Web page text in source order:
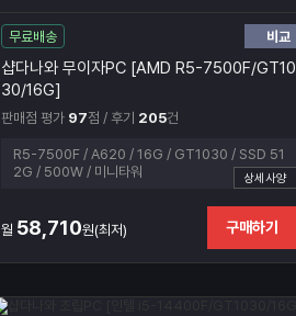
무료배송 비교
샵다나와 무이자PC [AMD R5-7500F/GT10
30/16G]
판매점 평가 97점 / 후기 205건
R5-7500F / A620 / 16G / GT1030 / SSD 51
2G / 500W / 미니타워
상세사양
월 58,710원(최저) 구매하기